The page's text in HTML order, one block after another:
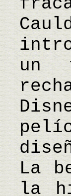
un
La
la